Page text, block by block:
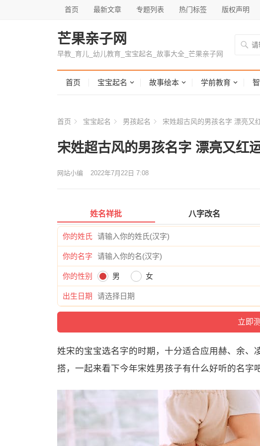
首页 最新文章 专题列表 热门标签 版权声明
芒果亲子网
早教_育儿_幼儿教育_宝宝起名_故事大全_芒果亲子网
首页 宝宝起名 故事绘本 学前教育
首页 宝宝起名 男孩起名 宋姓超古风的男孩名字 漂亮又
宋姓超古风的男孩名字 漂亮又红
网站小编 2022年7月22日 7:08
姓名祥批 八字改名
你的姓氏
你的名字
你的性别 男 女
出生日期
姓宋的宝宝选名字的时期，十分适合应用赫、余、
搭，一起来看下今年宋姓男孩子有什么好听的名字吧